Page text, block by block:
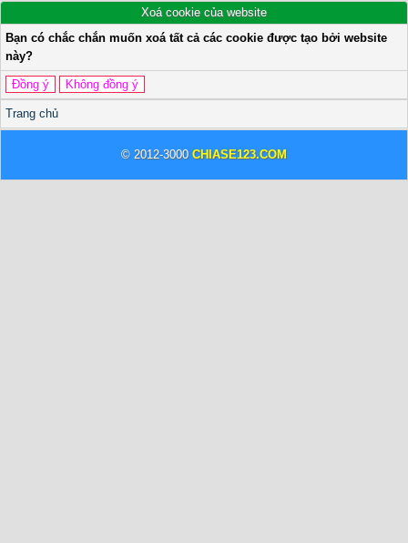
Xoá cookie của website
Bạn có chắc chắn muốn xoá tất cả các cookie được tạo bởi website
này?
Trang chủ
© 2012-3000 CHIASE123.COM